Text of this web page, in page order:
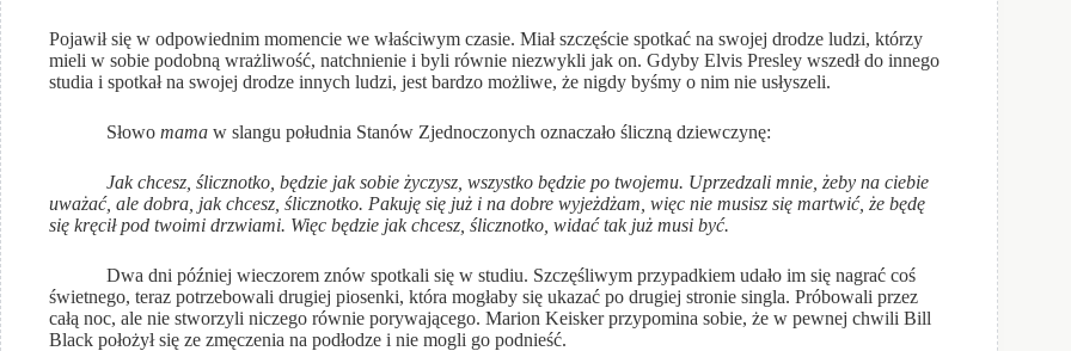
Pojawił się w odpowiednim momencie we właściwym czasie. Miał szczęście spotkać na swojej drodze ludzi, którzy
mieli w sobie podobną wrażliwość, natchnienie i byli równie niezwykli jak on. Gdyby Elvis Presley wszedł do innego
studia i spotkał na swojej drodze innych ludzi, jest bardzo możliwe, że nigdy byśmy o nim nie usłyszeli.
Słowo mama w slangu południa Stanów Zjednoczonych oznaczało śliczną dziewczynę:
Jak chcesz, ślicznotko, będzie jak sobie życzysz, wszystko będzie po twojemu. Uprzedzali mnie, żeby na ciebie
uważać, ale dobra, jak chcesz, ślicznotko. Pakuję się już i na dobre wyjeżdżam, więc nie musisz się martwić, że będę
się kręcił pod twoimi drzwiami. Więc będzie jak chcesz, ślicznotko, widać tak już musi być.
Dwa dni później wieczorem znów spotkali się w studiu. Szczęśliwym przypadkiem udało im się nagrać coś
świetnego, teraz potrzebowali drugiej piosenki, która mogłaby się ukazać po drugiej stronie singla. Próbowali przez
całą noc, ale nie stworzyli niczego równie porywającego. Marion Keisker przypomina sobie, że w pewnej chwili Bill
Black położył się ze zmęczenia na podłodze i nie mogli go podnieść.